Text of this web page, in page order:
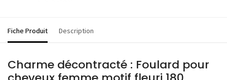
Fiche Produit Description
Charme décontracté : Foulard pour